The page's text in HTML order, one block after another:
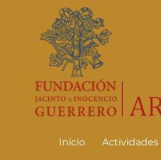
Skip to main content
Inicio Actividades
Actividades